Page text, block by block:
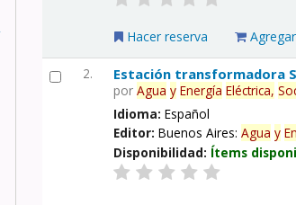
Hacer reserva
2. Estación transformadora
porAgua y Energía Eléctrica,
Idioma:Español
Editor:Buenos Aires:Agua y
Disponibilidad: Ítems